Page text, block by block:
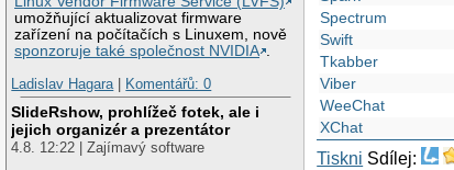
umožňující aktualizovat firmware
zařízení na počítačích s Linuxem, nově
sponzoruje také společnost NVIDIA .
Ladislav Hagara | Komentářů: 0
SlideRshow, prohlížeč fotek, ale i
jejich organizér a prezentátor
4.8. 12:22 | Zajímavý software
Spectrum
Swift
Tkabber
Viber
WeeChat
XChat
Tiskni Sdílej: